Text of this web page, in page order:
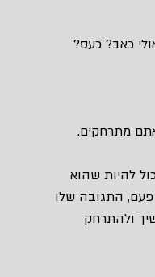
כאב? כעס?
מתרחקים.
להיות שהוא
פעם, התגובה שלו
ולהתרחק